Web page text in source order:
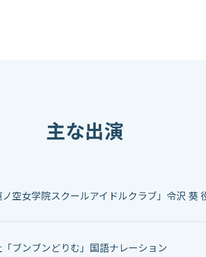
主な出演
ノ空女学院スクールアイドルクラブ」令沢 葵
ブンブンどりむ」国語ナレーション